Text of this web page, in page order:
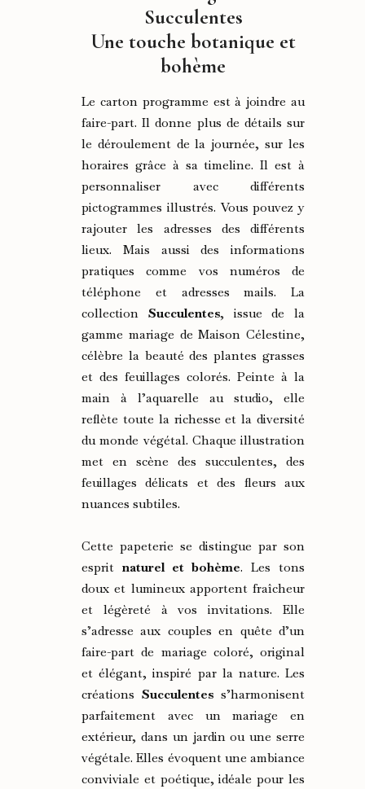
Succulentes
Une touche botanique et
bohème
Le carton programme est à joindre au
faire-part. Il donne plus de détails sur
le déroulement de la journée, sur les
horaires grâce à sa timeline. Il est à
personnaliser avec différents
pictogrammes illustrés. Vous pouvez y
rajouter les adresses des différents
lieux. Mais aussi des informations
pratiques comme vos numéros de
téléphone et adresses mails. La
collection Succulentes, issue de la
gamme mariage de Maison Célestine,
célèbre la beauté des plantes grasses
et des feuillages colorés. Peinte à la
main à l’aquarelle au studio, elle
reflète toute la richesse et la diversité
du monde végétal. Chaque illustration
met en scène des succulentes, des
feuillages délicats et des fleurs aux
nuances subtiles.
Cette papeterie se distingue par son
esprit naturel et bohème. Les tons
doux et lumineux apportent fraîcheur
et légèreté à vos invitations. Elle
s’adresse aux couples en quête d’un
faire-part de mariage coloré, original
et élégant, inspiré par la nature. Les
créations Succulentes s’harmonisent
parfaitement avec un mariage en
extérieur, dans un jardin ou une serre
végétale. Elles évoquent une ambiance
conviviale et poétique, idéale pour les